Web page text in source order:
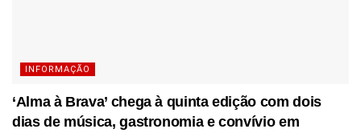
INFORMAÇÃO
‘Alma à Brava’ chega à quinta edição com dois
dias de música, gastronomia e convívio em